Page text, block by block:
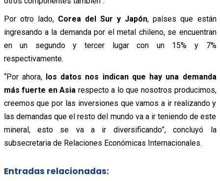
Por otro lado, Corea del Sur y Japón, países que están
ingresando a la demanda por el metal chileno, se encuentran
en un segundo y tercer lugar con un 15% y 7%
respectivamente.
“Por ahora, los datos nos indican que hay una demanda
más fuerte en Asia respecto a lo que nosotros producimos,
creemos que por las inversiones que vamos a ir realizando y
las demandas que el resto del mundo va a ir teniendo de este
mineral, esto se va a ir diversificando”, concluyó la
subsecretaria de Relaciones Económicas Internacionales.
Entradas relacionadas: